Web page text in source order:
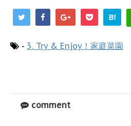
B!
- 3. Try & Enjoy！家庭菜園
comment